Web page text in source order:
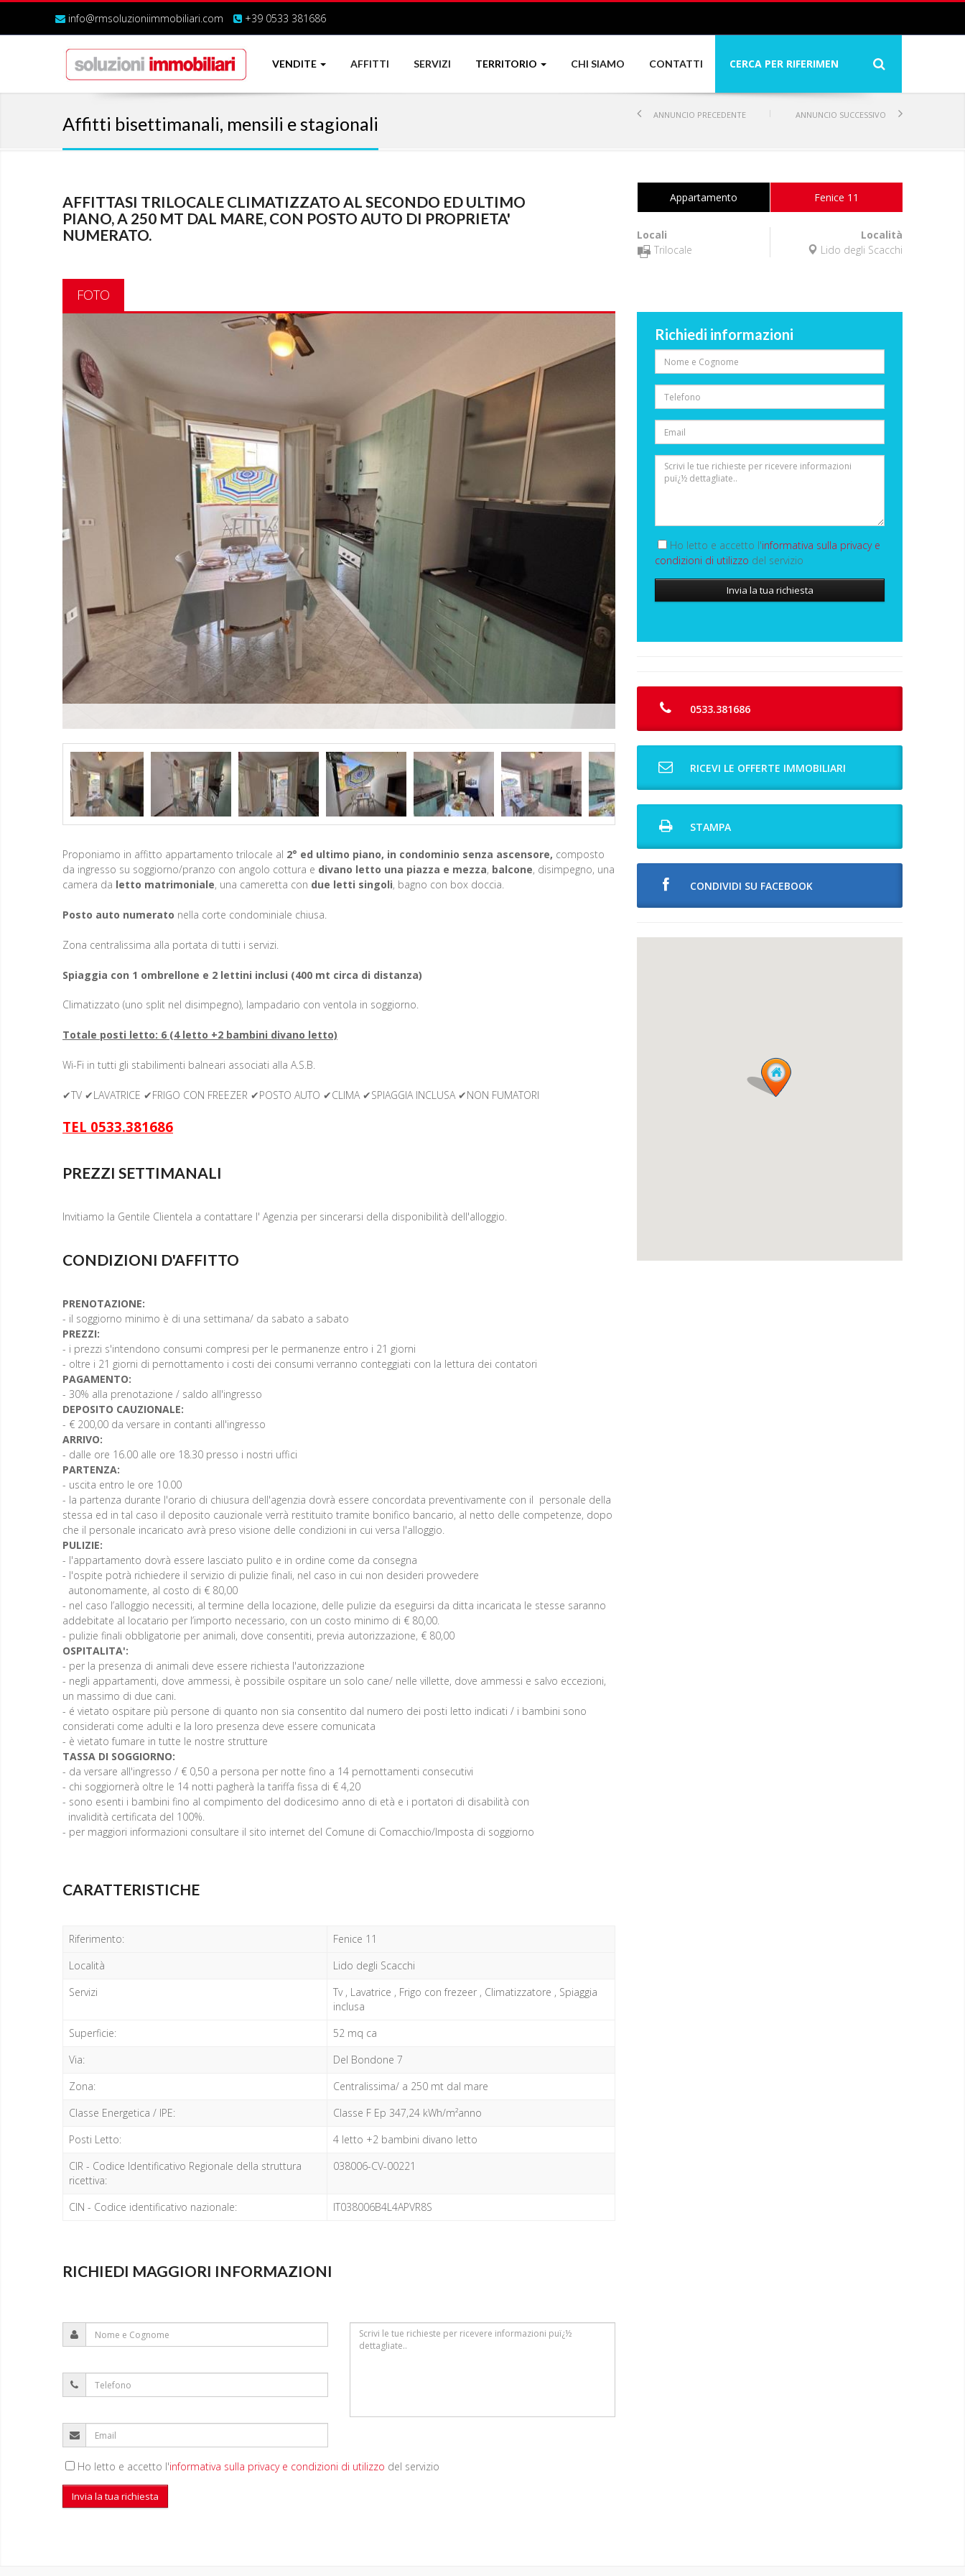
info@rmsoluzioniimmobiliari.com +39 0533 381686
VENDITE AFFITTI SERVIZI TERRITORIO CHI SIAMO CONTATTI
ANNUNCIO PRECEDENTE ANNUNCIO SUCCESSIVO
Affitti bisettimanali, mensili e stagionali
AFFITTASI TRILOCALE CLIMATIZZATO AL SECONDO ED ULTIMO
PIANO, A 250 MT DAL MARE, CON POSTO AUTO DI PROPRIETA'
NUMERATO.
Appartamento Fenice 11
Locali
Trilocale
Località
Lido degli Scacchi
FOTO
Proponiamo in affitto appartamento trilocale al 2° ed ultimo piano, in condominio senza ascensore, composto
da ingresso su soggiorno/pranzo con angolo cottura e divano letto una piazza e mezza, balcone, disimpegno, una
camera da letto matrimoniale, una cameretta con due letti singoli, bagno con box doccia.
Posto auto numerato nella corte condominiale chiusa.
Zona centralissima alla portata di tutti i servizi.
Spiaggia con 1 ombrellone e 2 lettini inclusi (400 mt circa di distanza)
Climatizzato (uno split nel disimpegno), lampadario con ventola in soggiorno.
Totale posti letto: 6 (4 letto +2 bambini divano letto)
Wi-Fi in tutti gli stabilimenti balneari associati alla A.S.B.
✔TV ✔LAVATRICE ✔FRIGO CON FREEZER ✔POSTO AUTO ✔CLIMA ✔SPIAGGIA INCLUSA ✔NON FUMATORI
TEL 0533.381686
PREZZI SETTIMANALI
Invitiamo la Gentile Clientela a contattare l' Agenzia per sincerarsi della disponibilità dell'alloggio.
CONDIZIONI D'AFFITTO
PRENOTAZIONE:
- il soggiorno minimo è di una settimana/ da sabato a sabato
PREZZI:
- i prezzi s'intendono consumi compresi per le permanenze entro i 21 giorni
- oltre i 21 giorni di pernottamento i costi dei consumi verranno conteggiati con la lettura dei contatori
PAGAMENTO:
- 30% alla prenotazione / saldo all'ingresso
DEPOSITO CAUZIONALE:
- € 200,00 da versare in contanti all'ingresso
ARRIVO:
- dalle ore 16.00 alle ore 18.30 presso i nostri uffici
PARTENZA:
- uscita entro le ore 10.00
- la partenza durante l'orario di chiusura dell'agenzia dovrà essere concordata preventivamente con il personale della
stessa ed in tal caso il deposito cauzionale verrà restituito tramite bonifico bancario, al netto delle competenze, dopo
che il personale incaricato avrà preso visione delle condizioni in cui versa l'alloggio.
PULIZIE:
- l'appartamento dovrà essere lasciato pulito e in ordine come da consegna
- l'ospite potrà richiedere il servizio di pulizie finali, nel caso in cui non desideri provvedere
autonomamente, al costo di € 80,00
- nel caso l’alloggio necessiti, al termine della locazione, delle pulizie da eseguirsi da ditta incaricata le stesse saranno
addebitate al locatario per l’importo necessario, con un costo minimo di € 80,00.
- pulizie finali obbligatorie per animali, dove consentiti, previa autorizzazione, € 80,00
OSPITALITA':
- per la presenza di animali deve essere richiesta l'autorizzazione
- negli appartamenti, dove ammessi, è possibile ospitare un solo cane/ nelle villette, dove ammessi e salvo eccezioni,
un massimo di due cani.
- é vietato ospitare più persone di quanto non sia consentito dal numero dei posti letto indicati / i bambini sono
considerati come adulti e la loro presenza deve essere comunicata
- è vietato fumare in tutte le nostre strutture
TASSA DI SOGGIORNO:
- da versare all'ingresso / € 0,50 a persona per notte fino a 14 pernottamenti consecutivi
- chi soggiornerà oltre le 14 notti pagherà la tariffa fissa di € 4,20
- sono esenti i bambini fino al compimento del dodicesimo anno di età e i portatori di disabilità con
invalidità certificata del 100%.
- per maggiori informazioni consultare il sito internet del Comune di Comacchio/Imposta di soggiorno
CARATTERISTICHE
Riferimento:
Fenice 11
Località
Lido degli Scacchi
Servizi
Tv , Lavatrice , Frigo con frezeer , Climatizzatore , Spiaggia
inclusa
Superficie:
52 mq ca
Via:
Del Bondone 7
Zona:
Centralissima/ a 250 mt dal mare
Classe Energetica / IPE:
Classe F Ep 347,24 kWh/m²anno
Posti Letto:
4 letto +2 bambini divano letto
CIR - Codice Identificativo Regionale della struttura
ricettiva:
038006-CV-00221
CIN - Codice identificativo nazionale: IT038006B4L4APVR8S
RICHIEDI MAGGIORI INFORMAZIONI
Ho letto e accetto l'informativa sulla privacy e condizioni di utilizzo del servizio
Invia la tua richiesta
Richiedi informazioni
Ho letto e accetto l'informativa sulla privacy e
condizioni di utilizzo del servizio
Invia la tua richiesta
0533.381686
RICEVI LE OFFERTE IMMOBILIARI
STAMPA
CONDIVIDI SU FACEBOOK